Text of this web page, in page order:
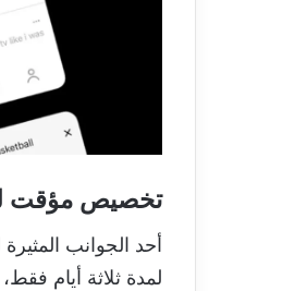
تخصيص مؤقت
لمدة ثلاثة أيام